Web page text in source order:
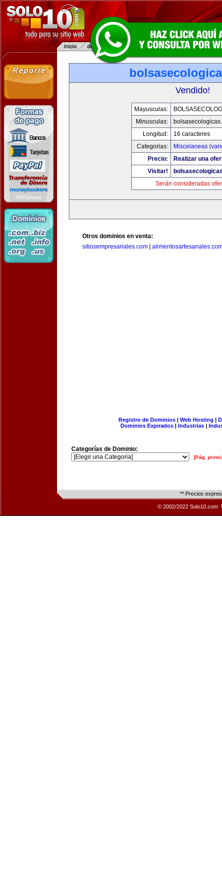
Vendido!
Mayusculas:
Minusculas:
Longitud:
16 caracteres
Categorias:
Miscelaneas
Precio:
Realizar una
Visitar!
Serán consideradas
Otros dominios en venta:
sitiosempresariales.com
Registro de Dominios| Web Hosting |
Dominios Expirados | Industrias |
Categorías de Dominio:
[Pág.
** Precios
© 2002/2022 Solo10.com